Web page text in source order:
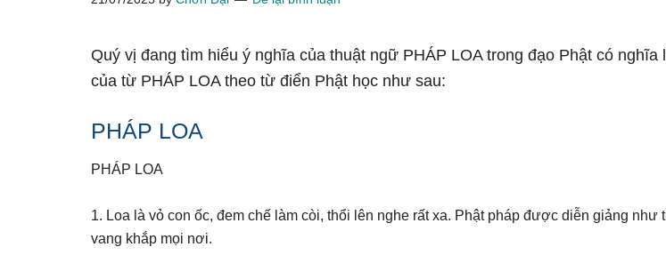
Quý vị đang tìm hiểu ý nghĩa của thuật ngữ PHÁP LOA trong đạo Phật có nghĩa
của từ PHÁP LOA theo từ điển Phật học như sau:
PHÁP LOA
PHÁP LOA
1. Loa là vỏ con ốc, đem chế làm còi, thổi lên nghe rất xa. Phật pháp được diễn giảng như
vang khắp mọi nơi.